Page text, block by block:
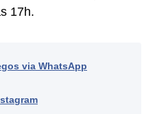
17h.
via WhatsApp